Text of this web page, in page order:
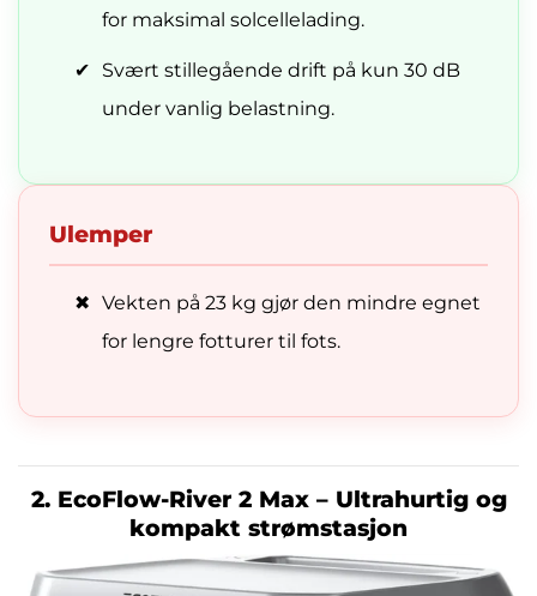
for maksimal solcellelading.
✔
Svært stillegående drift på kun 30 dB
under vanlig belastning.
Ulemper
✖ Vekten på 23 kg gjør den mindre egnet
for lengre fotturer til fots.
2. EcoFlow-River 2 Max – Ultrahurtig og
kompakt strømstasjon